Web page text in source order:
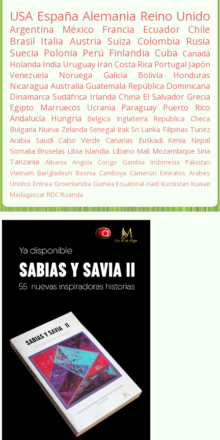
USA España Alemania Reino Unido
Argentina México Francia Ecuador
Chile
Brasil Italia Austria Suiza Colombia Rusia
Suecia Polonia Perú Finlandia Cuba Canadá
Holanda India Uruguay Irán Costa Rica Portugal Japón
Venezuela
Noruega Galicia Bolivia
Honduras
Nicaragua Australia Guatemala República Dominicana
Dinamarca Sudáfrica Irlanda China El Salvador Grecia
Egipto
Marruecos Ucrania Paraguay
Puerto Rico
Andalucía
Hungria Belgica Inglaterra
República Checa
Bulgaria Nueva Zelanda Senegal Irak Sri Lanka Filipinas Tunez
Arabia Saudí Cabo Verde Canarias Euskadi Kenia
Nepal
Somalia Bruselas Libia Islandia. Líbano Mali Mozambique Siria
Tanzania
Albania Angola Congo Gambia Indonesia
Pakistan
Vietnam Bangladesh Bosnia Camboya Camerún Emiratos Arabes
Unidos Eritrea Groenlandia Guinea Ecuatorial Haití Kurdistan Kuwait
Madagascar RDC Ruanda